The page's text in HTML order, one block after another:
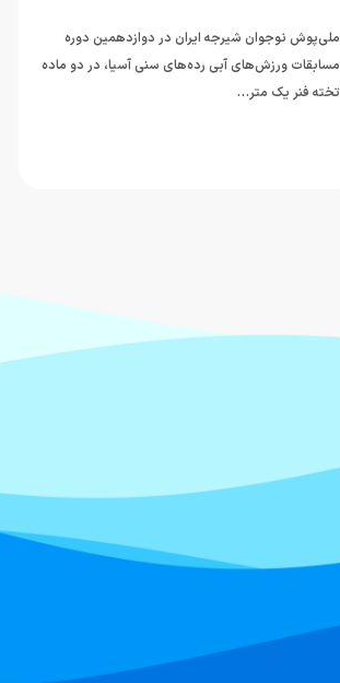
ملی‌پوش نوجوان شیرجه ایران در دوازدهمین دوره
مسابقات ورزش‌های آبی رده‌های سنی آسیا، در دو ماده
تخته فنر یک متر…